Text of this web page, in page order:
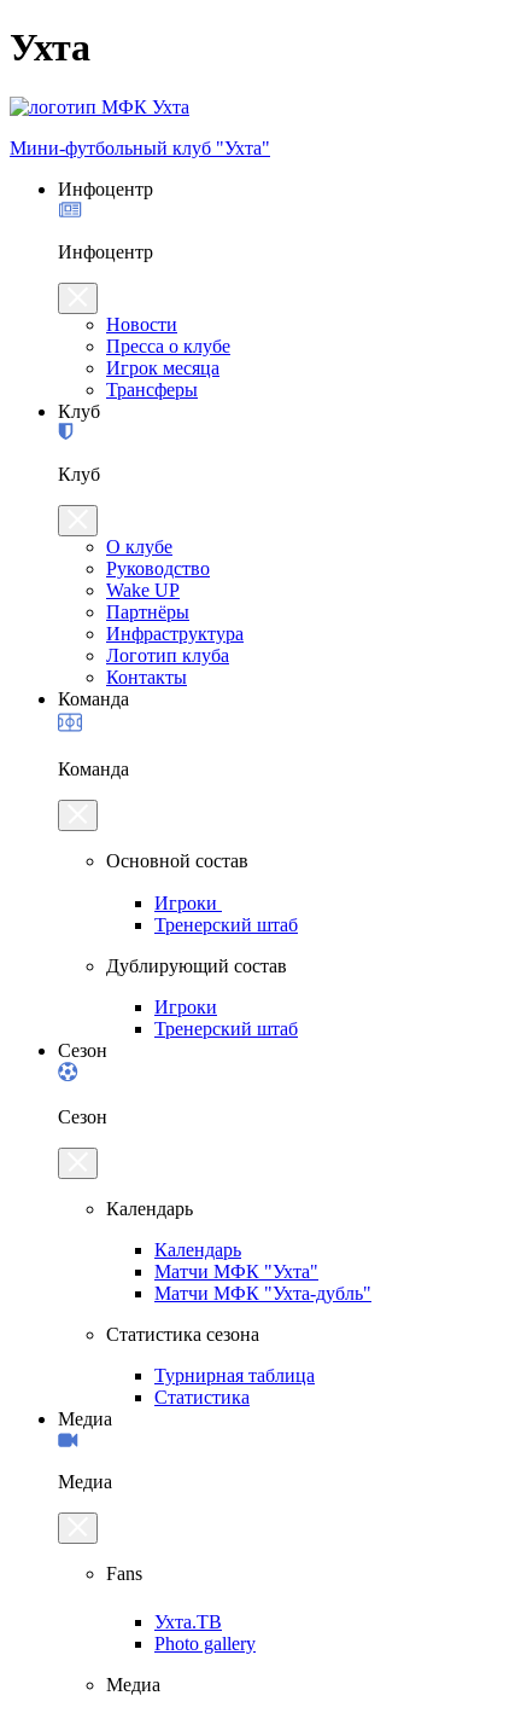
Ухта
Мини-футбольный клуб "Ухта"
Инфоцентр
Инфоцентр
Новости
Пресса о клубе
Игрок месяца
Трансферы
Клуб
Клуб
О клубе
Руководство
Wake UP
Партнёры
Инфраструктура
Логотип клуба
Контакты
Команда
Команда
Основной состав
Игроки
Тренерский штаб
Дублирующий состав
Игроки
Тренерский штаб
Сезон
Сезон
Календарь
Календарь
Матчи МФК "Ухта"
Матчи МФК "Ухта-дубль"
Статистика сезона
Турнирная таблица
Статистика
Медиа
Медиа
Fans
Ухта.ТВ
Photo gallery
Медиа